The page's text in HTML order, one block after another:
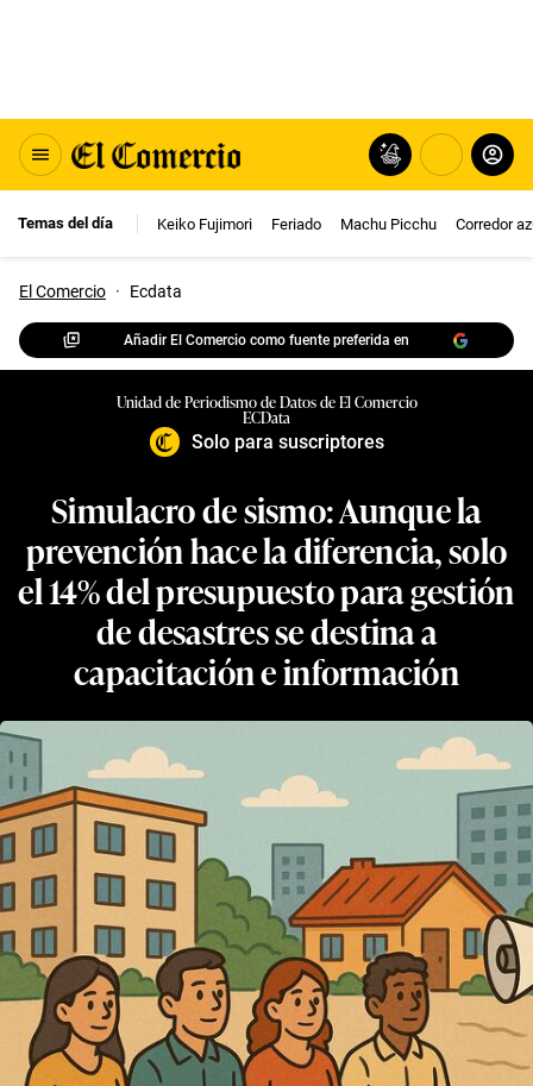
Temas del día Keiko Fujimori Feriado Machu Picchu Corredor
El Comercio · Ecdata
Añadir El Comercio como fuente preferida en
Unidad de Periodismo de Datos de El Comercio
ECData
Solo para suscriptores
Simulacro de sismo: Aunque la
prevención hace la diferencia, solo
el 14% del presupuesto para gestión
de desastres se destina a
capacitación e información